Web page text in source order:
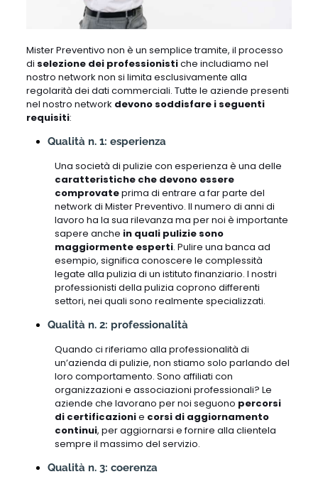
Mister Preventivo non è un semplice tramite, il processo
di selezione dei professionistiche includiamo nel
nostro network non si limita esclusivamente alla
regolarità dei dati commerciali. Tutte le aziende presenti
nel nostro network devono soddisfare i seguenti
requisiti:
Qualità n. 1: esperienza
Una società di pulizie con esperienza è una delle
caratteristiche che devono essere
comprovateprima di entrare a far parte del
network di Mister Preventivo. Il numero di anni di
lavoro ha la sua rilevanza ma per noi è importante
sapere anche in quali pulizie sono
maggiormente esperti. Pulire una banca ad
esempio, significa conoscere le complessità
legate alla pulizia di un istituto finanziario. I nostri
professionisti della pulizia coprono differenti
settori, nei quali sono realmente specializzati.
Qualità n. 2: professionalità
Quando ci riferiamo alla professionalità di
un’azienda di pulizie, non stiamo solo parlando del
loro comportamento. Sono affiliati con
organizzazioni e associazioni professionali? Le
aziende che lavorano per noi seguono percorsi
di certificazionie corsi di aggiornamento
continui, per aggiornarsi e fornire alla clientela
sempre il massimo del servizio.
Qualità n. 3: coerenza